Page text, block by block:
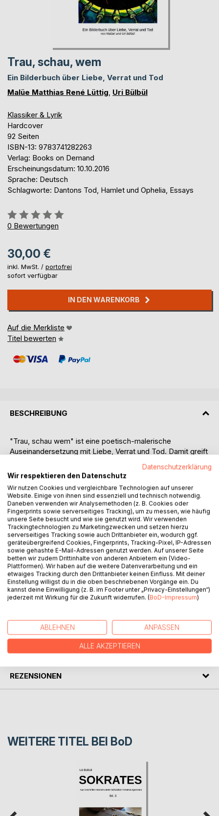
Trau, schau, wem
Ein Bilderbuch über Liebe, Verrat und Tod
Malüe Matthias René Lüttig Uri Bülbül
Klassiker & Lyrik
Hardcover
92 Seiten
ISBN-13: 9783741282263
Verlag: Books on Demand
Erscheinungsdatum: 10.10.2016
Sprache: Deutsch
Schlagworte: Dantons Tod, Hamlet und Ophelia, Essays
Bewertung::
0%
0 Bewertungen
30,00 €
inkl. MwSt. / portofrei
sofort verfügbar
IN DEN WARENKORB
Auf die Merkliste
Titel bewerten
BESCHREIBUNG
"Trau, schau wem" ist eine poetisch-malerische
Auseinandersetzung mit Liebe, Verrat und Tod. Damit greift
Uri Bülbül sein klassisches Arbeits- und Themenmotiv um
Ophelias Tod, Dantons Verzweiflung an der Sein-Schein-
Dialektik und unser aller persönliches Fragezeichen Was ist
Liebe? erneut auf und verarbeitet politische,
philosophische und poetische Überlegungen im Labyrinth
der Vernunft.
Eine ordentliche Prise Liebesschmerz darf dabei auf gar
keinen Fall fehlen.
Malüe geht den Metaphern und Bildern malerisch
entlarvend und ironisch auf den Grund und setzt seine
eigenen Betrachtungen neu hinzu, diese wiederum der
Texter verbal zu illustrieren beginnt. So entsteht eine
Kooperation zwischen Maler und Texter und wird zu einer
poetischen Symbiose von Wort und Bild.
AUTOR/IN
REZENSIONEN
WEITERE TITEL BEI BoD
Datenschutzerklärung
Wir respektieren den Datenschutz
Wir nutzen Cookies und vergleichbare Technologien auf unserer
Website. Einige von ihnen sind essenziell und technisch notwendig.
Daneben verwenden wir Analysemethoden (z. B. Cookies oder
Fingerprints sowie serverseitiges Tracking), um zu messen, wie häufig
unsere Seite besucht und wie sie genutzt wird. Wir verwenden
Trackingtechnologien zu Marketingzwecken und setzen hierzu
serverseitiges Tracking sowie auch Drittanbieter ein, wodurch ggf.
geräteübergreifend Cookies, Fingerprints, Tracking-Pixel, IP-Adressen
sowie gehashte E-Mail-Adressen genutzt werden. Auf unserer Seite
betten wir zudem Drittinhalte von anderen Anbietern ein (Video-
Plattformen). Wir haben auf die weitere Datenverarbeitung und ein
etwaiges Tracking durch den Drittanbieter keinen Einfluss. Mit deiner
Einstellung willigst du in die oben beschriebenen Vorgänge ein. Du
kannst deine Einwilligung (z. B. im Footer unter „Privacy-Einstellungen“)
jederzeit mit Wirkung für die Zukunft widerrufen. (BoD-Impressum)
ABLEHNEN ANPASSEN
ALLE AKZEPTIEREN